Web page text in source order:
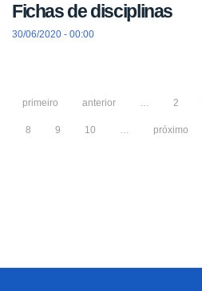
Fichas de disciplinas
30/06/2020 - 00:00
primeiro anterior … 2
8 9 10 … próximo